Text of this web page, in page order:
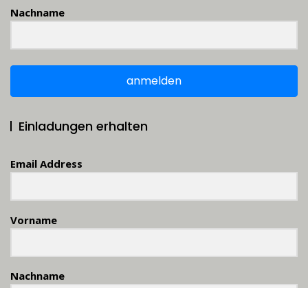
Nachname
anmelden
Einladungen erhalten
Email Address
Vorname
Nachname